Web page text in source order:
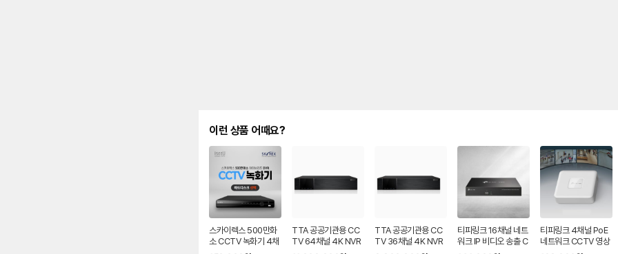
이런 상품 어때요?
스카이렉스 500만화
소 CCTV 녹화기 4채
TTA 공공기관용 CC
TV 64채널 4K NVR
TTA 공공기관용 CC
TV 36채널 4K NVR
티피링크 16채널 네트
워크 IP 비디오 송출 C
티피링크 4채널 PoE
네트워크 CCTV 영상